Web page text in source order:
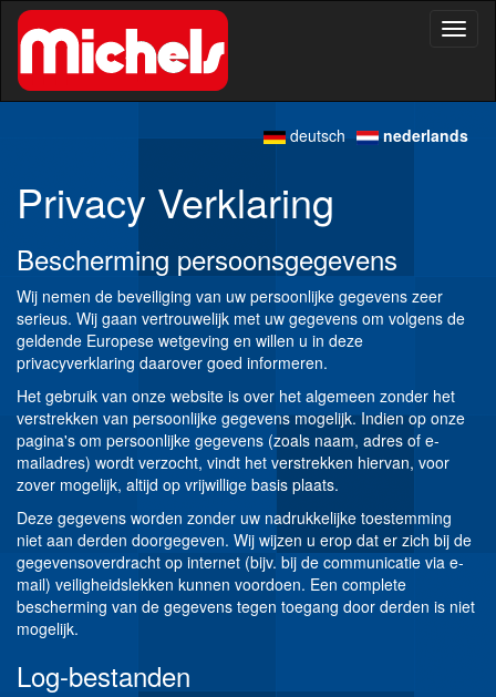
deutsch nederlands
Privacy Verklaring
Bescherming persoonsgegevens
Wij nemen de beveiliging van uw persoonlijke gegevens zeer
serieus. Wij gaan vertrouwelijk met uw gegevens om volgens de
geldende Europese wetgeving en willen u in deze
privacyverklaring daarover goed informeren.
Het gebruik van onze website is over het algemeen zonder het
verstrekken van persoonlijke gegevens mogelijk. Indien op onze
pagina's om persoonlijke gegevens (zoals naam, adres of e-
mailadres) wordt verzocht, vindt het verstrekken hiervan, voor
zover mogelijk, altijd op vrijwillige basis plaats.
Deze gegevens worden zonder uw nadrukkelijke toestemming
niet aan derden doorgegeven. Wij wijzen u erop dat er zich bij de
gegevensoverdracht op internet (bijv. bij de communicatie via e-
mail) veiligheidslekken kunnen voordoen. Een complete
bescherming van de gegevens tegen toegang door derden is niet
mogelijk.
Log-bestanden